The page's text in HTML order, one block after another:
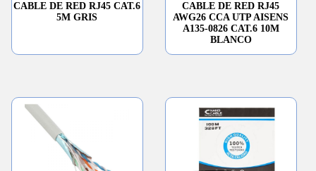
CABLE DE RED RJ45 CAT.6
5M GRIS
CABLE DE RED RJ45
AWG26 CCA UTP AISENS
A135-0826 CAT.6 10M
BLANCO